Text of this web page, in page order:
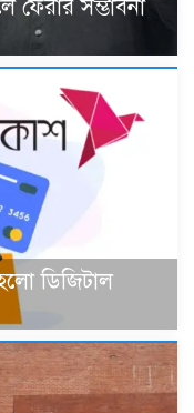
ফেরার সম্ভাবনা
ডিজিটাল